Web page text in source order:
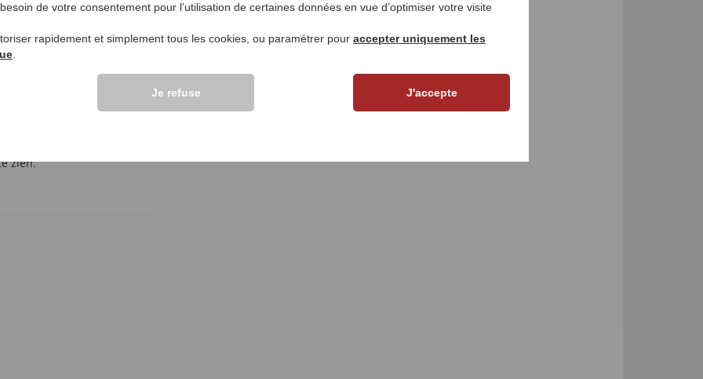
>>
verbogen. Dat was
voelt niet heel erg
zien. ”
de votre consentement pour l’utilisation de certaines données en vue d’optimiser votre visite
rapidement et simplement tous les cookies, ou paramétrer pour accepter uniquement les
Je refuse J'accepte